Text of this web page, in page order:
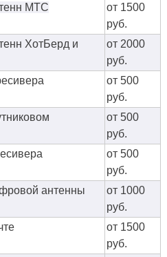
МТС
от 1500
руб.
ХотБерд и
от 2000
руб.
от 500
руб.
от 500
руб.
от 500
руб.
антенны
от 1000
руб.
от 1500
руб.